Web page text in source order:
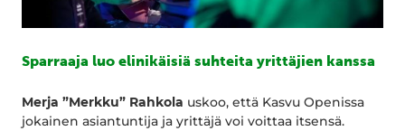
Sparraaja luo elinikäisiä suhteita yrittäjien kanssa
Merja ”Merkku” Rahkola uskoo, että Kasvu Openissa
jokainen asiantuntija ja yrittäjä voi voittaa itsensä.